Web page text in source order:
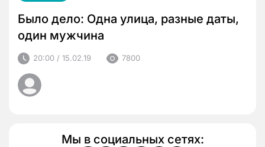
Было дело: Одна улица, разные даты,
один мужчина
20:00 / 15.02.19 7800
Мы в социальных сетях: